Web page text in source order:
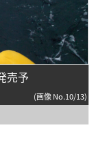
売予
(画像 No.10/13)